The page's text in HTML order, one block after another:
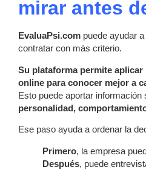
mirar antes
EvaluaPsi.com puede ayudar
contratar con más criterio.
Su plataforma permite
online para conocer mejor a
Esto puede aportar información
personalidad,
Ese paso ayuda a ordenar la
Primero, la empresa
Después, puede